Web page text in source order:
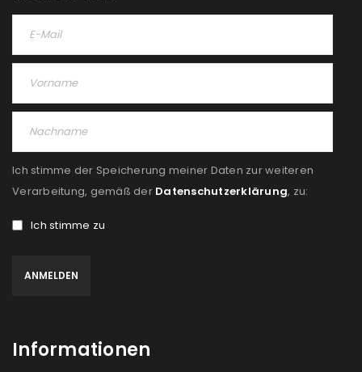
Ich stimme der Speicherung meiner Daten zur weiteren
Verarbeitung, gemäß der Datenschutzerklärung, zu:
Ich stimme zu
Informationen